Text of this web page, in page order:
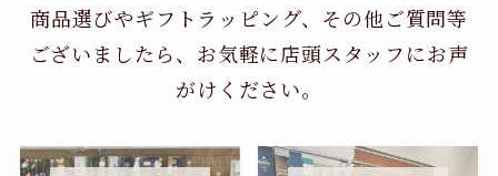
商品選びやギフトラッピング、その他ご質問等
ございましたら、お気軽に店頭スタッフにお声
がけください。